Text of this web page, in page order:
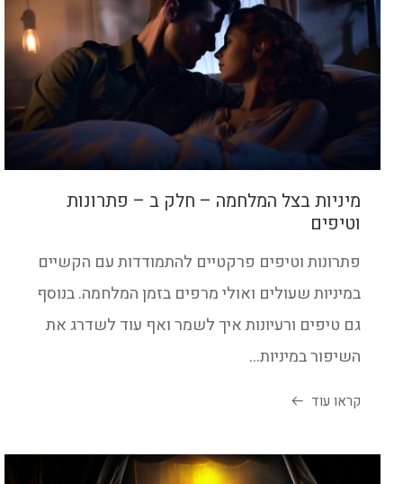
מיניות בצל המלחמה – חלק ב – פתרונות
וטיפים
פתרונות וטיפים פרקטיים להתמודדות עם הקשיים
במיניות שעולים ואולי מרפים בזמן המלחמה. בנוסף
גם טיפים ורעיונות איך לשמר ואף עוד לשדרג את
השיפור במיניות...
קראו עוד